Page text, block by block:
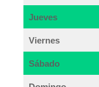
Jueves
Viernes
Sábado